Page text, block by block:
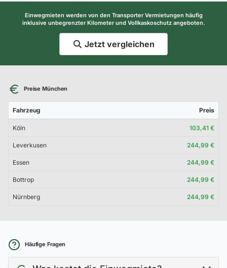
Einwegmieten werden von den Transporter Vermietungen häufig
inklusive unbegrenzter Kilometer und Vollkaskoschutz angeboten.
Jetzt vergleichen
Preise München
Fahrzeug Preis
Köln 103,41 €
Leverkusen 244,99 €
Essen 244,99 €
Bottrop 244,99 €
Nürnberg 244,99 €
Häufige Fragen